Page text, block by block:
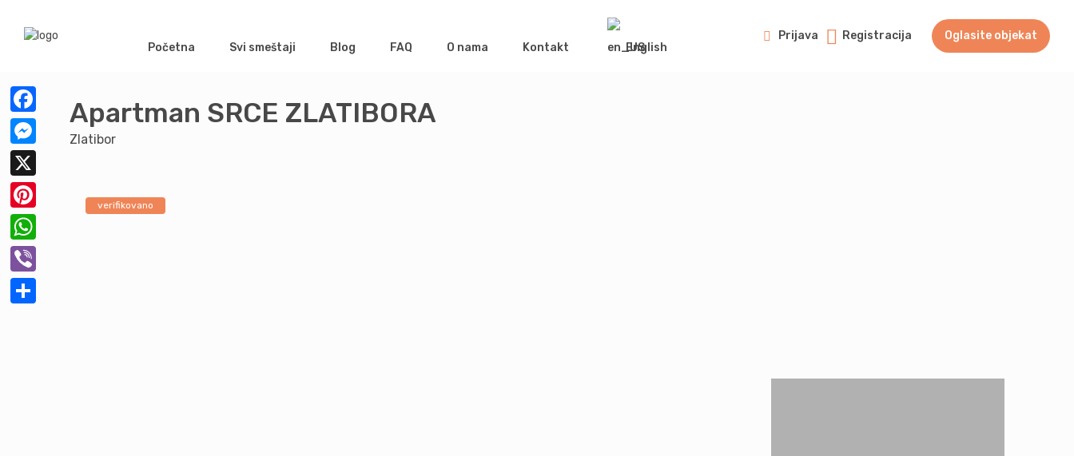
Početna Svi smeštaji Blog FAQ O nama Kontakt English
Prijava Registracija Oglasite objekat
Apartman SRCE ZLATIBORA
Zlatibor
verifikovano
Facebook
Messenger
X
Pinterest
WhatsApp
Viber